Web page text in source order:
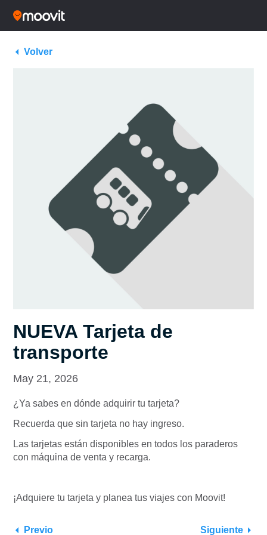
Volver
NUEVA Tarjeta de
transporte
May 21, 2026
¿Ya sabes en dónde adquirir tu tarjeta?
Recuerda que sin tarjeta no hay ingreso.
Las tarjetas están disponibles en todos los paraderos
con máquina de venta y recarga.
¡Adquiere tu tarjeta y planea tus viajes con Moovit!
Previo Siguiente